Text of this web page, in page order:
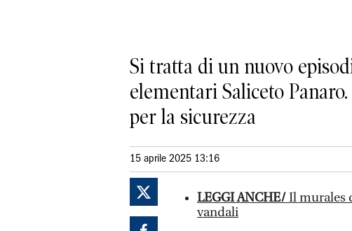
Si tratta di un nuovo
elementari Saliceto
per la sicurezza
15 aprile 2025 13:16
LEGGI ANCHE/Il murales
vandali